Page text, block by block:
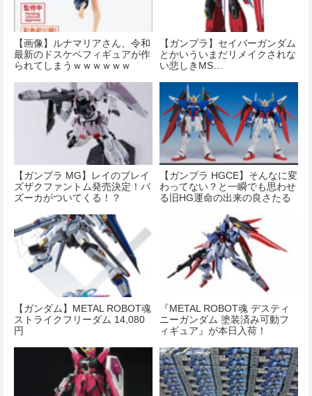
【画像】ルナマリアさん、令和
最新のドスケベフィギュアが作
られてしまうｗｗｗｗｗｗ
【ガンプラ】セイバーガンダム
とかいういまだリメイクされな
い悲しきMS…
【ガンプラ MG】レイのブレイ
ズザクファントム発売決定！バ
ズーカがついてくる！？
【ガンプラ HGCE】そんなに変
わってない？と一瞬でも思わせ
る旧HG運命の出来の良さたる
【ガンダム】METAL ROBOT魂
ストライクフリーダム 14,080
円
『METAL ROBOT魂 デスティ
ニーガンダム 塗装済み可動フ
ィギュア』が本日入荷！